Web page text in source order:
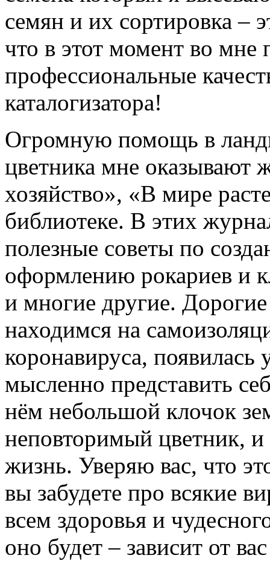
семян и их сортировка –
что в этот момент во мне
профессиональные
каталогизатора!
Огромную помощь в
цветника мне оказывают
хозяйство», «В мире
библиотеке. В этих
полезные советы по
оформлению рокариев и
и многие другие.
находимся на
коронавируса, появилась
мысленно представить
нём небольшой клочок
неповторимый цветник, и
жизнь. Уверяю вас, что
вы забудете про всякие
всем здоровья и
оно будет – зависит от